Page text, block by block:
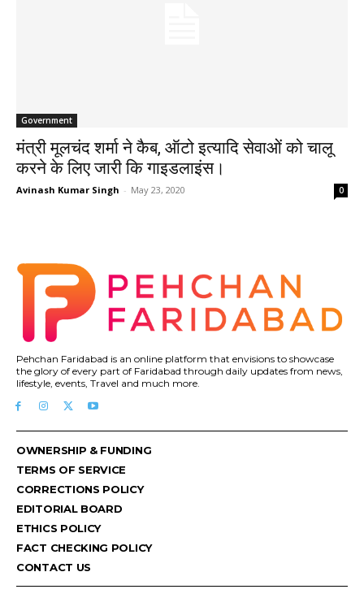
Government
मंत्री मूलचंद शर्मा ने कैब, ऑटो इत्यादि सेवाओं को चालू
करने के लिए जारी कि गाइडलाइंस।
Avinash Kumar Singh - May 23, 2020 0
Pehchan Faridabad is an online platform that envisions to showcase
the glory of every part of Faridabad through daily updates from news,
lifestyle, events, Travel and much more.
OWNERSHIP & FUNDING
TERMS OF SERVICE
CORRECTIONS POLICY
EDITORIAL BOARD
ETHICS POLICY
FACT CHECKING POLICY
CONTACT US